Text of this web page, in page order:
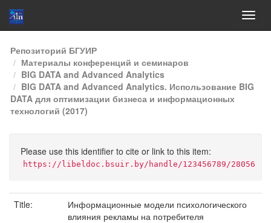
Skip
navigation
Репозиторий БГУИР
Материалы конференций и семинаров
BIG DATA and Advanced Analytics
BIG DATA and Advanced Analytics. Использование BIG
DATA для оптимизации бизнеса и информационных
технологий (2017)
Please use this identifier to cite or link to this item:
https://libeldoc.bsuir.by/handle/123456789/28056
Title:
Информационные модели психологического
влияния рекламы на потребителя